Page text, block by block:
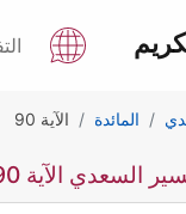
المائدة الآية 90
السعدي الآية 90